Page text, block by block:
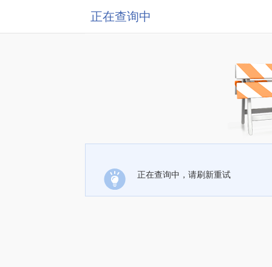
正在查询中
正在查询中，请刷新重试